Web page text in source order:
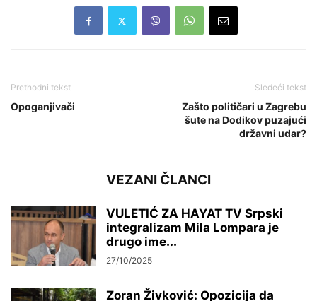
Prethodni tekst
Opoganjivači
Sledeći tekst
Zašto političari u Zagrebu
šute na Dodikov puzajući
državni udar?
VEZANI ČLANCI
VULETIĆ ZA HAYAT TV Srpski
integralizam Mila Lompara je
drugo ime...
27/10/2025
Zoran Živković: Opozicija da